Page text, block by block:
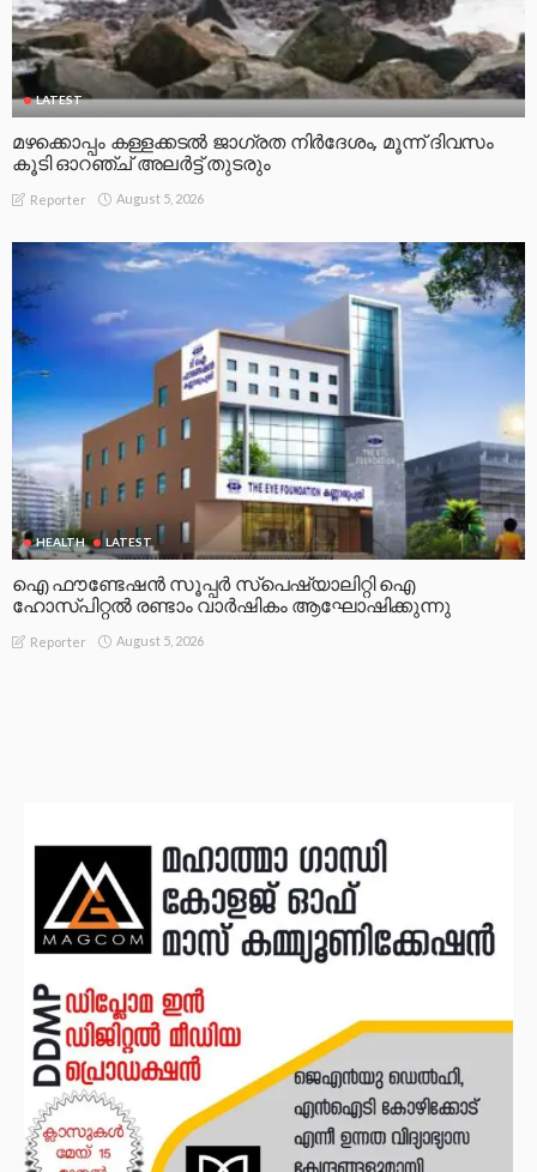
LATEST
മഴക്കൊപ്പം കള്ളക്കടൽ ജാഗ്രത നിർദേശം, മൂന്ന് ദിവസം
കൂടി ഓറഞ്ച് അലർട്ട് തുടരും
Reporter August 5, 2026
HEALTH LATEST
ഐ ഫൗണ്ടേഷൻ സൂപ്പർ സ്പെഷ്യാലിറ്റി ഐ
ഹോസ്പിറ്റൽ രണ്ടാം വാർഷികം ആഘോഷിക്കുന്നു
Reporter August 5, 2026